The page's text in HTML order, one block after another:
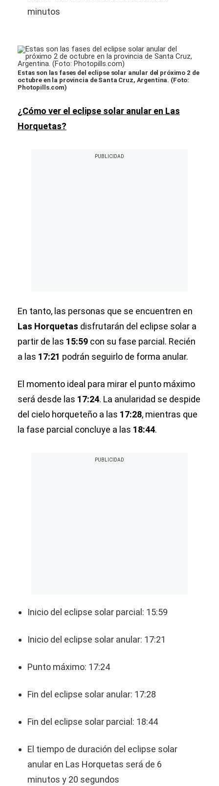
minutos
Estas son las fases del eclipse solar anular del próximo 2 de
octubre en la provincia de Santa Cruz, Argentina. (Foto:
Photopills.com)
¿Cómo ver el eclipse solar anular en Las
Horquetas?
En tanto, las personas que se encuentren en
Las Horquetas disfrutarán del eclipse solar a
partir de las 15:59 con su fase parcial. Recién
a las 17:21 podrán seguirlo de forma anular.
El momento ideal para mirar el punto máximo
será desde las 17:24. La anularidad se despide
del cielo horqueteño a las 17:28, mientras que
la fase parcial concluye a las 18:44.
Inicio del eclipse solar parcial: 15:59
Inicio del eclipse solar anular: 17:21
Punto máximo: 17:24
Fin del eclipse solar anular: 17:28
Fin del eclipse solar parcial: 18:44
El tiempo de duración del eclipse solar
anular en Las Horquetas será de 6
minutos y 20 segundos